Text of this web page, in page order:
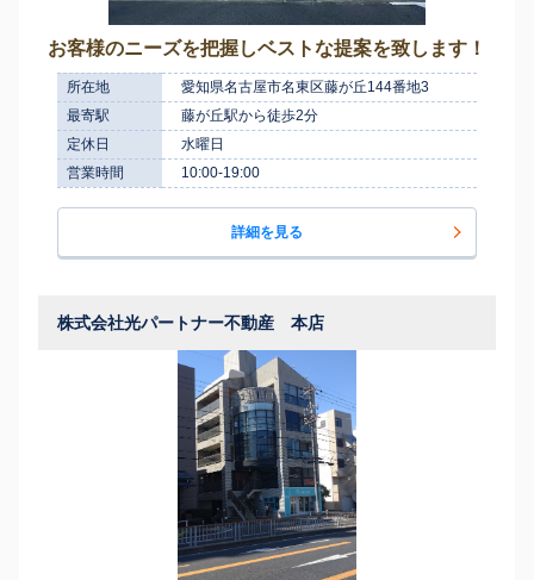
お客様のニーズを把握しベストな提案を致します！
所在地
愛知県名古屋市名東区藤が丘144番地3
最寄駅
藤が丘駅から徒歩2分
定休日
水曜日
営業時間
10:00-19:00
詳細を見る
株式会社光パートナー不動産 本店